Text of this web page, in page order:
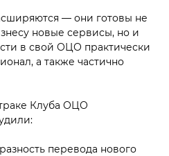
— они готовы не
новые сервисы, но и
в свой ОЦО практически
а также частично
Клуба ОЦО
перевода нового